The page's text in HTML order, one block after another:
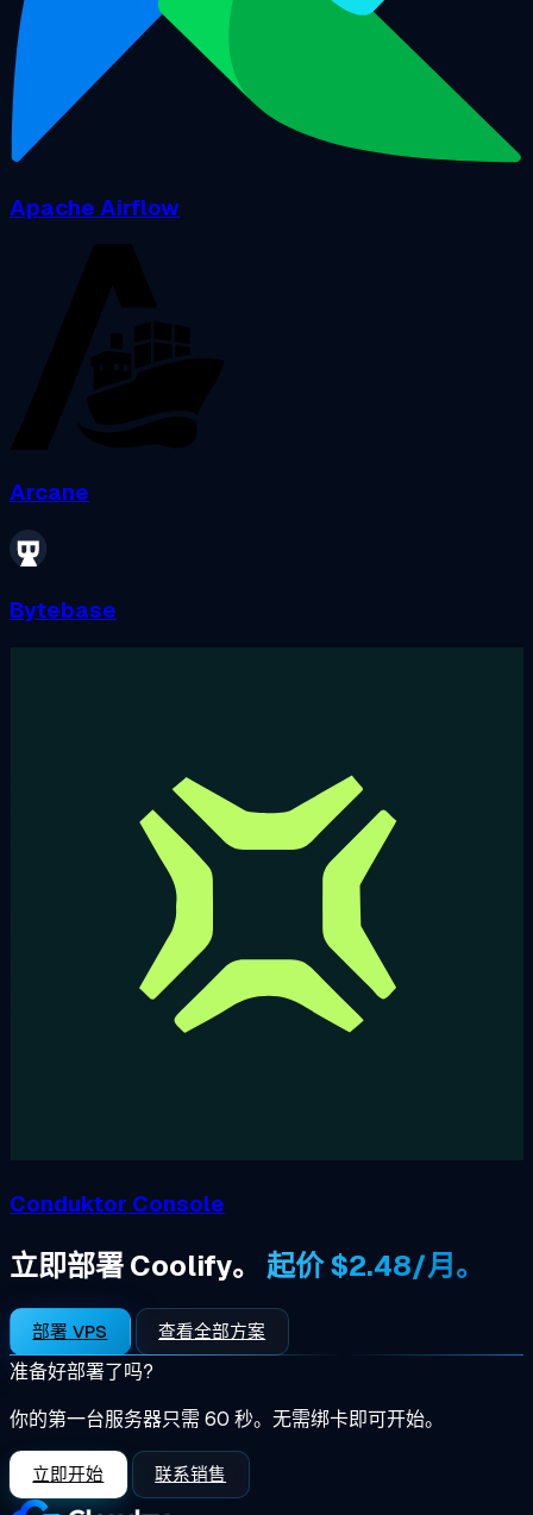
Apache Airflow
Arcane
Bytebase
Conduktor Console
立即部署 Coolify。 起价 $2.48/月。
部署 VPS 查看全部方案
准备好部署了吗?
你的第一台服务器只需 60 秒。无需绑卡即可开始。
立即开始 联系销售